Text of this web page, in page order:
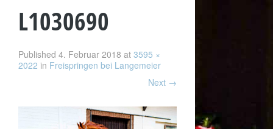
L1030690
Published 4. Februar 2018 at 3595 ×
2022 in Freispringen bei Langemeier
Next →